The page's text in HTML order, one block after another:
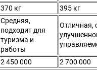
370 кг 395 кг
Средняя,
подходит для
туризма и
работы
Отличная,
2 450 000 2 700 000